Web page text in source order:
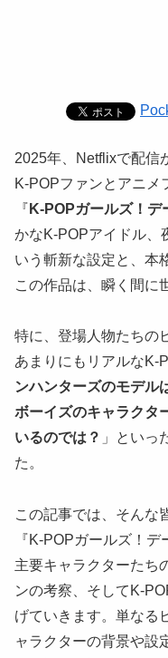
2025年、Netflixで配信
K-POPファンとアニメ
『 K-POPガールズ！デ
かなK-POPアイドル、
いう斬新な設定と、本
この作品は、瞬く間に
特に、登場人物たちの
あまりにもリアルなK-
ンハンターズのモデル
ボーイズのキャラクタ
いるのでは？ 」といっ
た。
この記事では、そんな
『K-POPガールズ！
主要キャラクターたち
ンの考察、そしてK-
げていきます。単なる
ャラクターの背景や設